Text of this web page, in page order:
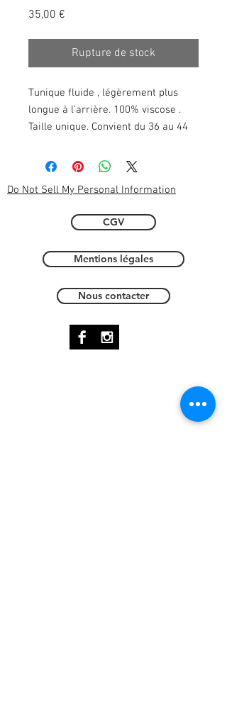
35,00 €
Rupture de stock
Tunique fluide , légèrement plus
longue à l’arrière. 100% viscose .
Taille unique. Convient du 36 au 44
Do Not Sell My Personal Information
CGV
Mentions légales
Nous contacter